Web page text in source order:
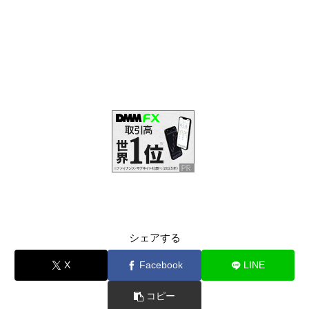
シェアする
X Facebook LINE
コピー